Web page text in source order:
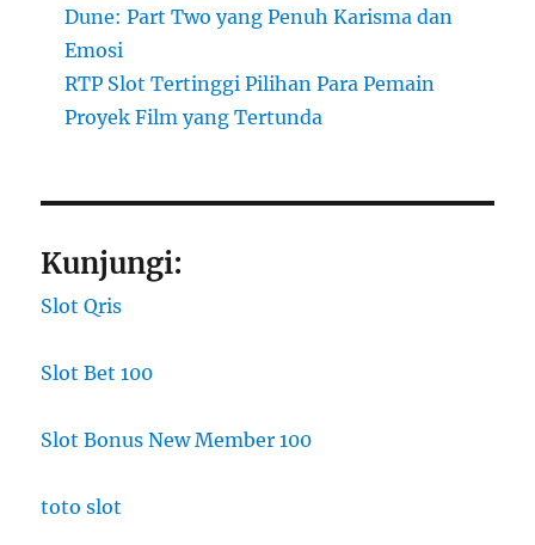
Dune: Part Two yang Penuh Karisma dan
Emosi
RTP Slot Tertinggi Pilihan Para Pemain
Proyek Film yang Tertunda
Kunjungi:
Slot Qris
Slot Bet 100
Slot Bonus New Member 100
toto slot